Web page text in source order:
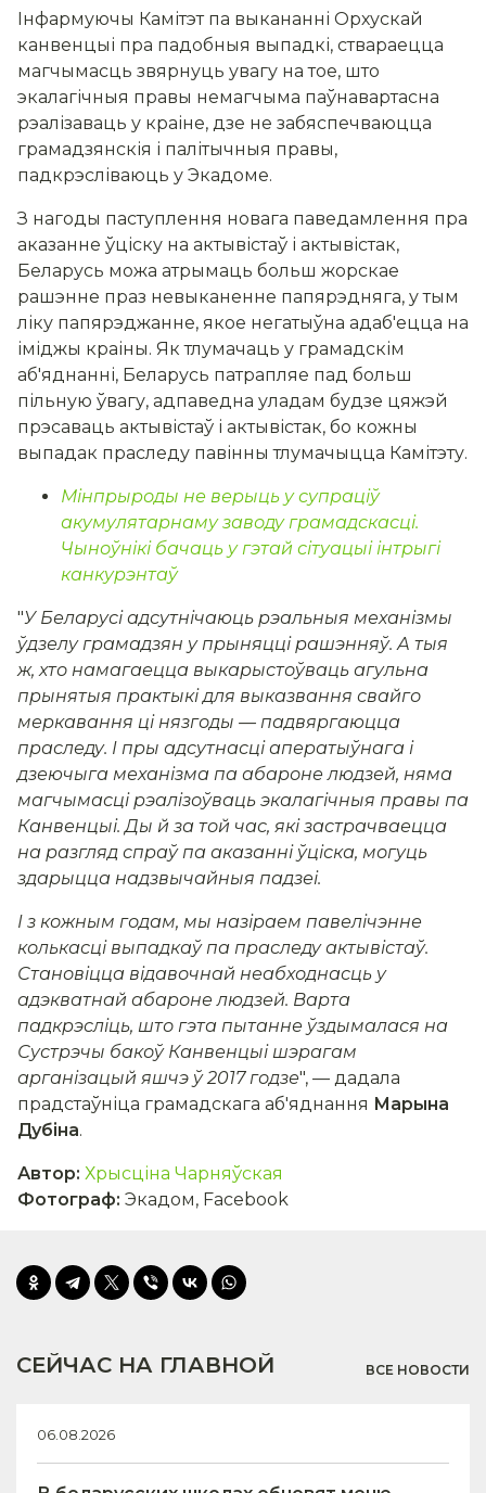
Інфармуючы Камітэт па выкананні Орхускай
канвенцыі пра падобныя выпадкі, ствараецца
магчымасць звярнуць увагу на тое, што
экалагічныя правы немагчыма паўнавартасна
рэалізаваць у краіне, дзе не забяспечваюцца
грамадзянскія і палітычныя правы,
падкрэсліваюць у Экадоме.
З нагоды паступлення новага паведамлення пра
аказанне ўціску на актывістаў і актывістак,
Беларусь можа атрымаць больш жорскае
рашэнне праз невыканенне папярэдняга, у тым
ліку папярэджанне, якое негатыўна адаб'ецца на
іміджы краіны. Як тлумачаць у грамадскім
аб'яднанні, Беларусь патрапляе пад больш
пільную ўвагу, адпаведна уладам будзе цяжэй
прэсаваць актывістаў і актывістак, бо кожны
выпадак праследу павінны тлумачыцца Камітэту.
Мінпрыроды не верыць у супраціў
акумулятарнаму заводу грамадскасці.
Чыноўнікі бачаць у гэтай сітуацыі інтрыгі
канкурэнтаў
"У Беларусі адсутнічаюць рэальныя механізмы
ўдзелу грамадзян у прыняцці рашэнняў. А тыя
ж, хто намагаецца выкарыстоўваць агульна
прынятыя практыкі для выказвання свайго
меркавання ці нязгоды — падвяргаюцца
праследу. І пры адсутнасці аператыўнага і
дзеючыга механізма па абароне людзей, няма
магчымасці рэалізоўваць экалагічныя правы па
Канвенцыі. Ды й за той час, які застрачваецца
на разгляд спраў па аказанні ўціска, могуць
здарыцца надзвычайныя падзеі.
І з кожным годам, мы назіраем павелічэнне
колькасці выпадкаў па праследу актывістаў.
Становіцца відавочнай неабходнасць у
адэкватнай абароне людзей. Варта
падкрэсліць, што гэта пытанне ўздымалася на
Сустрэчы бакоў Канвенцыішэрагам
арганізацый яшчэ ў 2017 годзе", — дадала
прадстаўніца грамадскага аб'яднання Марына
Дубіна.
Автор: Хрысціна Чарняўская
Фотограф: Экадом, Facebook
СЕЙЧАС НА ГЛАВНОЙ ВСЕ НОВОСТИ
06.08.2026